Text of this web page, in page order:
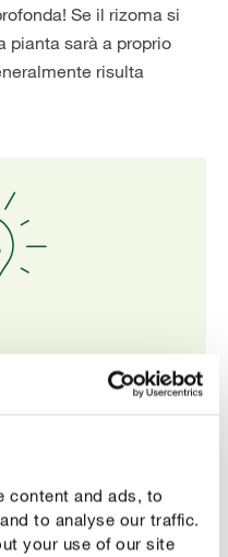
content and ads, to
to analyse our traffic.
your use of our site
Se il rizoma si
pianta sarà a proprio
risulta
la loro bella figura.
dovreste